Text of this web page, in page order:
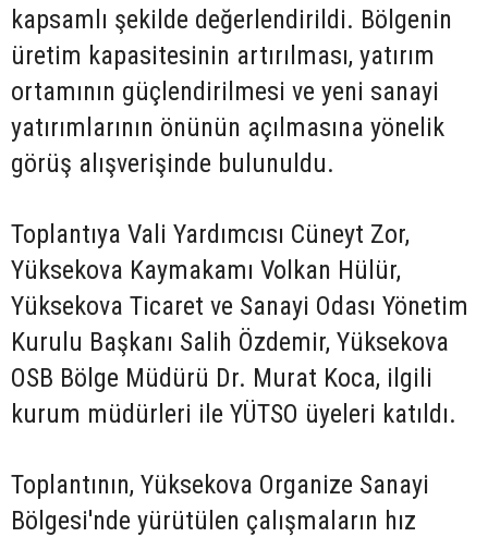
kapsamlı şekilde değerlendirildi. Bölgenin
üretim kapasitesinin artırılması, yatırım
ortamının güçlendirilmesi ve yeni sanayi
yatırımlarının önünün açılmasına yönelik
görüş alışverişinde bulunuldu.
Toplantıya Vali Yardımcısı Cüneyt Zor,
Yüksekova Kaymakamı Volkan Hülür,
Yüksekova Ticaret ve Sanayi Odası Yönetim
Kurulu Başkanı Salih Özdemir, Yüksekova
OSB Bölge Müdürü Dr. Murat Koca, ilgili
kurum müdürleri ile YÜTSO üyeleri katıldı.
Toplantının, Yüksekova Organize Sanayi
Bölgesi'nde yürütülen çalışmaların hız